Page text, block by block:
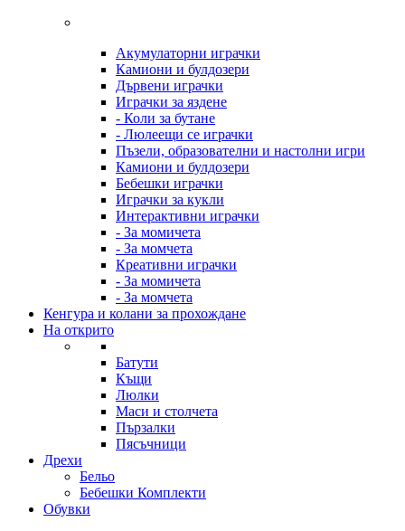
Акумулаторни играчки
Камиони и булдозери
Дървени играчки
Играчки за яздене
- Коли за бутане
- Люлеещи се играчки
Пъзели, образователни и настолни игри
Камиони и булдозери
Бебешки играчки
Играчки за кукли
Интерактивни играчки
- За момичета
- За момчета
Креативни играчки
- За момичета
- За момчета
Кенгура и колани за прохождане
На открито
Батути
Къщи
Люлки
Маси и столчета
Пързалки
Пясъчници
Дрехи
Бельо
Бебешки Комплекти
Обувки